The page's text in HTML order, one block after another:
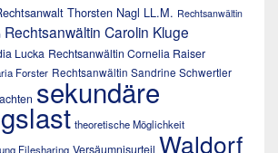
Thorsten Nagl LL.M. Rechtsanwältin
Rechtsanwältin Carolin Kluge
Lucka Rechtsanwältin Cornelia Raiser
Forster Rechtsanwältin Sandrine Schwertler
sekundäre
theoretische Möglichkeit
Filesharing Versäumnisurteil Waldorf